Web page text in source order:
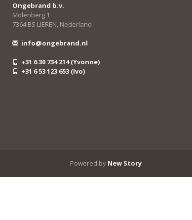
Ongebrand b.v.
Molenberg 1
7364 BS LIEREN, Nederland
info@ongebrand.nl
+31 6 30 734 214 (Yvonne)
+31 6 53 123 653 (Ivo)
Powered by New Story